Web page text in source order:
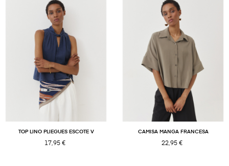
TOP LINO PLIEGUES ESCOTE V
17,95 €
CAMISA MANGA FRANCESA
22,95 €